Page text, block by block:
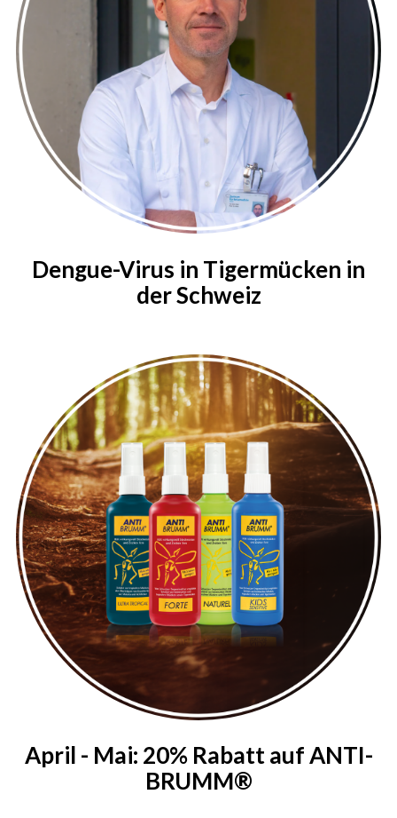
Dengue-Virus in Tigermücken in
der Schweiz
April - Mai: 20% Rabatt auf ANTI-
BRUMM®